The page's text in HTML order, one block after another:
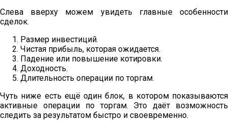
Слева вверху можем увидеть главные особенности
сделок.
Размер инвестиций.
Чистая прибыль, которая ожидается.
Падение или повышение котировки.
Доходность.
Длительность операции по торгам.
Чуть ниже есть ещё один блок, в котором показываются
активные операции по торгам. Это даёт возможность
следить за результатом быстро и своевременно.